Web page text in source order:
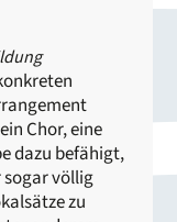
Chor, eine
dazu befähigt,
sogar völlig
zu